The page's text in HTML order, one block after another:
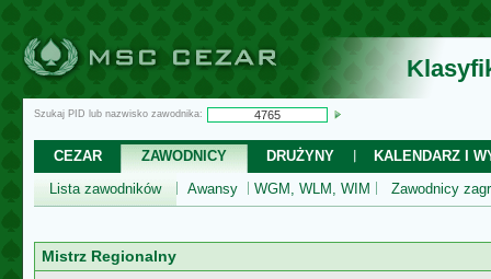
Szukaj PID lub nazwisko zawodnika:
CEZAR ZAWODNICY DRUŻYNY
KALENDARZ I
Lista zawodników
Awansy WGM, WLM, WIM Zawodnicy
Mistrz Regionalny